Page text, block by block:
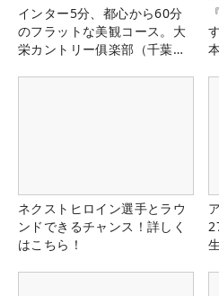
インター5分、都心から60分
のフラットな美観コース。大
栄カントリー俱楽部（千葉
ネクストヒロイン選手とラウ
ンドできるチャンス！詳しく
はこちら！